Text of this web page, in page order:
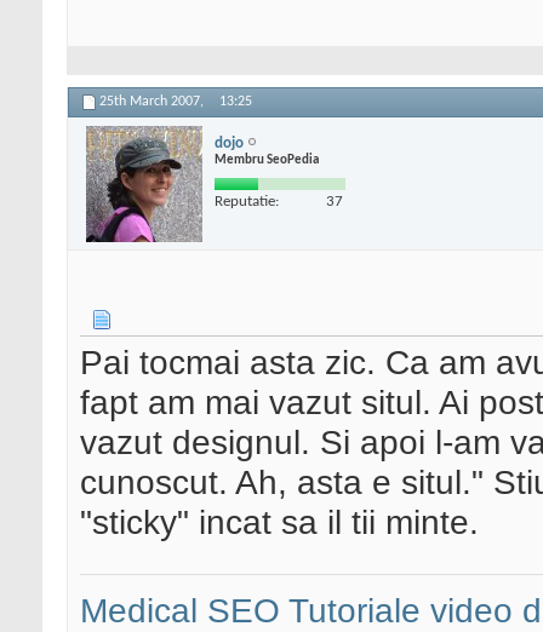
25th March 2007, 13:25
dojo
Membru SeoPedia
Reputatie: 37
Pai tocmai asta zic. Ca am
fapt am mai vazut situl. Ai
vazut designul. Si apoi l-am
cunoscut. Ah, asta e situl."
"sticky" incat sa il tii minte.
Medical SEO Tutoriale video